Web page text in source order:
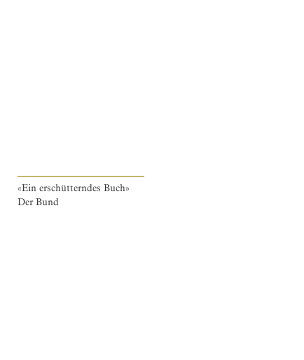
«Ein erschütterndes Buch»
Der Bund